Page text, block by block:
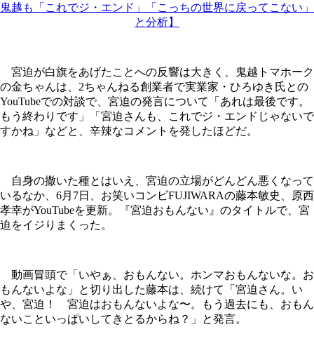
鬼越も「これでジ・エンド」「こっちの世界に戻ってこない」
と分析】
宮迫が白旗をあげたことへの反響は大きく、鬼越トマホーク
の金ちゃんは、2ちゃんねる創業者で実業家・ひろゆき氏との
YouTubeでの対談で、宮迫の発言について「あれは最後です。
もう終わりです」「宮迫さんも、これでジ・エンドじゃないで
すかね」などと、辛辣なコメントを発したほどだ。
自身の撒いた種とはいえ、宮迫の立場がどんどん悪くなって
いるなか、6月7日、お笑いコンビFUJIWARAの藤本敏史、原西
孝幸がYouTubeを更新。『宮迫おもんない』のタイトルで、宮
迫をイジりまくった。
動画冒頭で「いやぁ、おもんない。ホンマおもんないな。お
もんないよな」と切り出した藤本は、続けて「宮迫さん。い
や、宮迫！ 宮迫はおもんないよな〜。もう過去にも、おもん
ないこといっぱいしてきとるからね？」と発言。